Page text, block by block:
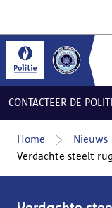
CONTACTEER DE
Home
Nieuws
Verdachte steelt